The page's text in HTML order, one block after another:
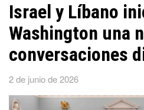
Israel y Líbano
Washington una
conversaciones
2 de junio de 2026